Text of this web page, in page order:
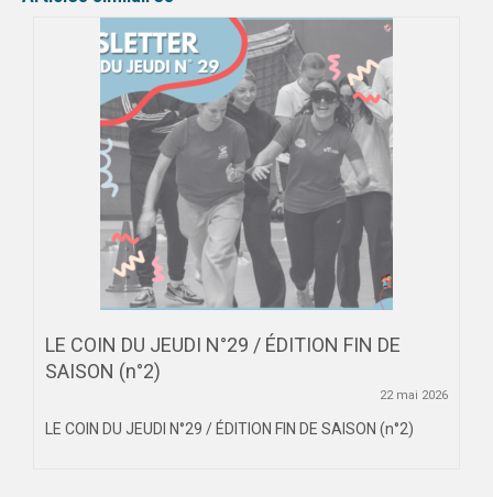
LE COIN DU JEUDI N°29 / ÉDITION FIN DE
SAISON (n°2)
22 mai 2026
LE COIN DU JEUDI N°29 / ÉDITION FIN DE SAISON (n°2)